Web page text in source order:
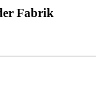
Fabrik